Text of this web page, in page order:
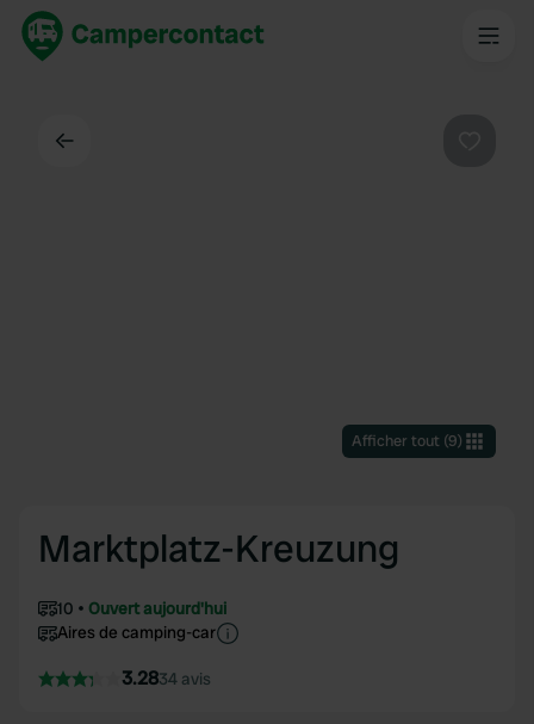
Afficher tout(9)
Marktplatz-Kreuzung
10
Ouvert aujourd'hui
Aires de camping-car
3.2834 avis